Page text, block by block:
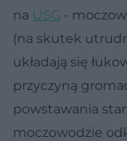
na USG -
(na skutek
układają się
przyczyną
powstawania
moczowodzie